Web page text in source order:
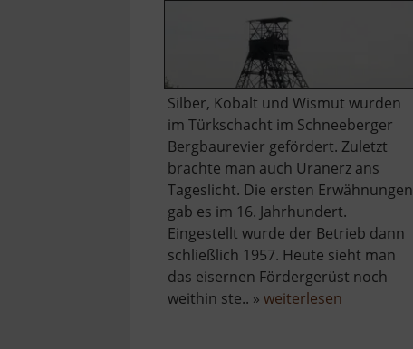
Silber, Kobalt und Wismut wurden
im Türkschacht im Schneeberger
Bergbaurevier gefördert. Zuletzt
brachte man auch Uranerz ans
Tageslicht. Die ersten Erwähnungen
gab es im 16. Jahrhundert.
Eingestellt wurde der Betrieb dann
schließlich 1957. Heute sieht man
das eisernen Fördergerüst noch
weithin ste.. » weiterlesen